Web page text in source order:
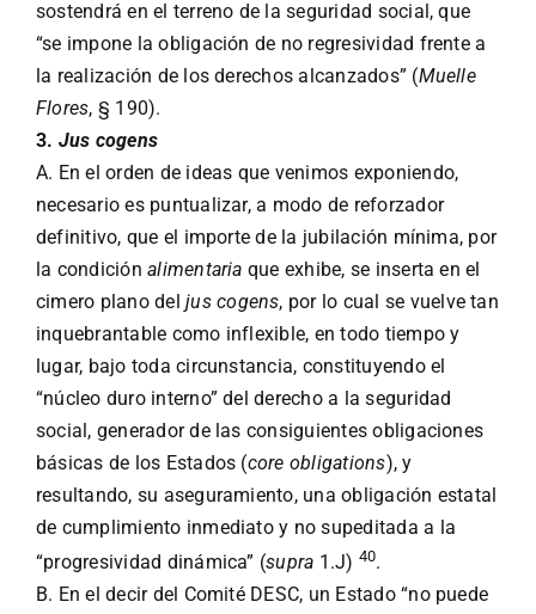
sostendrá en el terreno de la seguridad social, que
“se impone la obligación de no regresividad frente a
la realización de los derechos alcanzados” (Muelle
Flores, § 190).
3. Jus cogens
A. En el orden de ideas que venimos exponiendo,
necesario es puntualizar, a modo de reforzador
definitivo, que el importe de la jubilación mínima, por
la condiciónalimentaria que exhibe, se inserta en el
cimero plano deljus cogens, por lo cual se vuelve tan
inquebrantable como inflexible, en todo tiempo y
lugar, bajo toda circunstancia, constituyendo el
“núcleo duro interno” del derecho a la seguridad
social, generador de las consiguientes obligaciones
básicas de los Estados (core obligations), y
resultando, su aseguramiento, una obligación estatal
de cumplimiento inmediato y no supeditada a la
“progresividad dinámica” (supra 1.J) 40.
B. En el decir del Comité DESC, un Estado “no puede